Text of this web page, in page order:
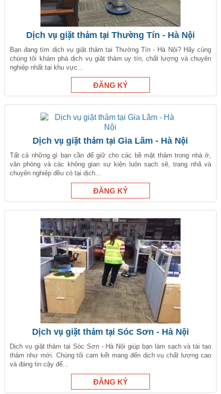
Dịch vụ giặt thảm tại Thường Tín - Hà Nội
Bạn đang tìm dịch vụ giặt thảm tại Thường Tín - Hà Nội? Hãy cùng
chúng tôi khám phá dịch vụ giặt thảm uy tín, chất lượng và chuyên
nghiệp nhất tại khu vực...
Dịch vụ giặt thảm tại Gia Lâm - Hà Nội
Tất cả những gì bạn cần để giữ cho các bề mặt thảm trong nhà ở,
văn phòng và các không gian sự kiện luôn sạch sẽ, trang nhã và
chuyên nghiệp đều có tại dịch...
Dịch vụ giặt thảm tại Sóc Sơn - Hà Nội
Dịch vụ giặt thảm tại Sóc Sơn - Hà Nội giúp bạn làm sạch và tái tạo
thảm như mới. Chúng tôi cam kết mang đến dịch vụ chất lượng cao
và đáng tin cậy để...